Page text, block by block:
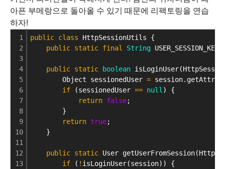
아픈 부메랑으로 돌아올 수 있기 때문에 리팩토링을 연습
하자!
1
2
3
4
5
6
7
8
9
10
11
12
13
public class HttpSessionUtils {
public static final String USER_SESSION_KEY
public static boolean
Object sessionedUser =
if (sessionedUser == null ) {
return false;
}
return true;
}
public static User
if ( ! isLoginUser(session)) {